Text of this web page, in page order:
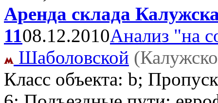
Аренда склада
1108.12.2010Анализ "на
Шаболовской
Класс объекта: b;